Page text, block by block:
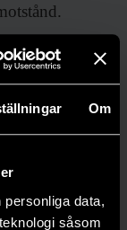
Om
personliga data,
såsom